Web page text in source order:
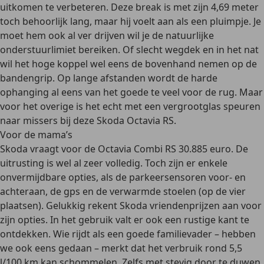
uitkomen te verbeteren. Deze break is met zijn 4,69 meter
toch behoorlijk lang, maar hij voelt aan als een pluimpje. Je
moet hem ook al ver drijven wil je de natuurlijke
onderstuurlimiet bereiken. Of slecht wegdek en in het nat
wil het hoge koppel wel eens de bovenhand nemen op de
bandengrip. Op lange afstanden wordt de harde
ophanging al eens van het goede te veel voor de rug. Maar
voor het overige is het echt met een vergrootglas speuren
naar missers bij deze Skoda Octavia RS.
Voor de mama’s
Skoda vraagt voor de Octavia Combi RS 30.885 euro. De
uitrusting is wel al zeer volledig. Toch zijn er enkele
onvermijdbare opties, als de parkeersensoren voor- en
achteraan, de gps en de verwarmde stoelen (op de vier
plaatsen). Gelukkig rekent Skoda vriendenprijzen aan voor
zijn opties. In het gebruik valt er ook een rustige kant te
ontdekken. Wie rijdt als een goede familievader – hebben
we ook eens gedaan – merkt dat het verbruik rond 5,5